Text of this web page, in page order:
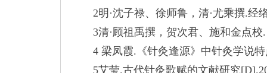
2明·沈子禄、 徐师鲁，清·尤乘撰.经
3清·顾祖禹撰，贺次君、施和金点校.
4 梁凤霞. 《针灸逢源》中针灸学说
5艾莹.古代针灸歌赋的文献研究